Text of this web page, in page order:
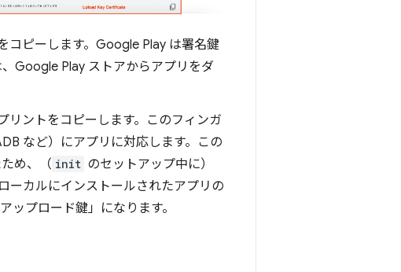
コピーします。Google Play は署名鍵
Google Play ストアからアプリをダ
リントをコピーします。このフィンガ
など）にアプリに対応します。この
め、（ init のセットアップ中に）
ーカルにインストールされたアプリの
プロード鍵」になります。